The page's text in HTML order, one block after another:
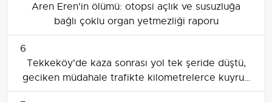
Aren Eren'in ölümü: otopsi açlık ve susuzluğa
bağlı çoklu organ yetmezliği raporu
6
Tekkeköy'de kaza sonrası yol tek şeride düştü,
geciken müdahale trafikte kilometrelerce kuyruk
oluşturdu